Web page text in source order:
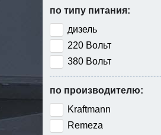
по типу питания:
дизель
220 Вольт
380 Вольт
по производителю:
Kraftmann
Remeza